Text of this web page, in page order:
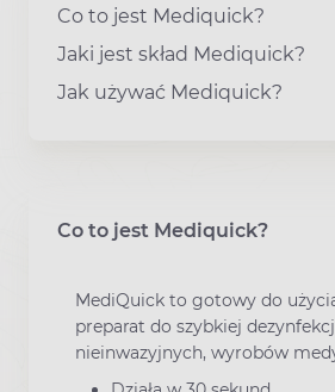
Co to jest Mediquick?
Jaki jest skład Mediquick?
Jak używać Mediquick?
Co to jest Mediquick?
MediQuick to gotowy do
preparat do szybkiej
nieinwazyjnych, wyrobów